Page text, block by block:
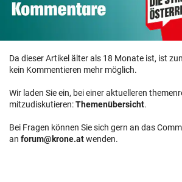
Da dieser Artikel älter als 18 Monate ist, ist
kein Kommentieren mehr möglich.
Wir laden Sie ein, bei einer aktuelleren
mitzudiskutieren:Themenübersicht.
Bei Fragen können Sie sich gern an das
an forum@krone.atwenden.